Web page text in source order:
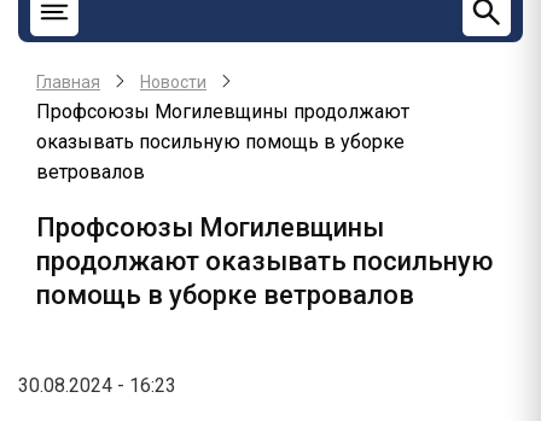
Главная Новости
Профсоюзы Могилевщины продолжают
оказывать посильную помощь в уборке
ветровалов
Профсоюзы Могилевщины
продолжают оказывать посильную
помощь в уборке ветровалов
30.08.2024 - 16:23